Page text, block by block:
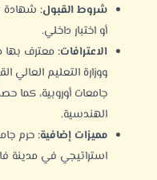
شروط القبول: شهادة
أو اختبار داخلي.
الاعترافات:
ووزارة التعليم العالي
الهندسية.
مميزات إضافية: حرم
استراتيجي في مدينة